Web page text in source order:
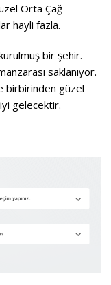
Orta Çağ
hayli fazla.
bir şehir.
saklanıyor.
birbirinden güzel
gelecektir.